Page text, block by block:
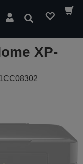
Suchen
XP-